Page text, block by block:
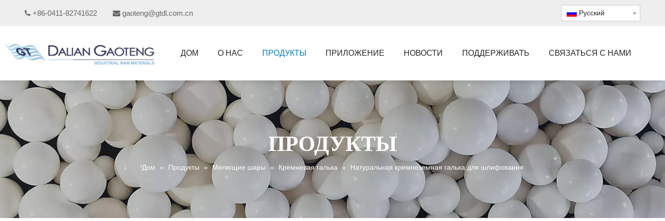
 +86-0411-82741622  gaoteng@gtdl.com.cn Pусский
ДОМ О НАС ПРОДУКТЫ ПРИЛОЖЕНИЕ НОВОСТИ ПОДДЕРЖИВАТЬ СВЯЗАТЬСЯ С НАМИ
ПРОДУКТЫ
Дом » Продукты » Мелющие шары » Кремневая галька » Натуральная кремнеземная галька для шлифования